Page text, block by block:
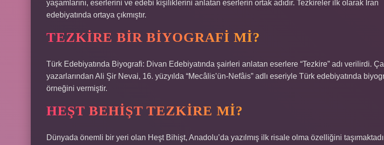
yaşamlarını, eserlerini ve edebi kişiliklerini anlatan eserlerin ortak adıdır. Tezkireler ilk olarak İran
edebiyatında ortaya çıkmıştır.
TEZKIRE BIR BIYOGRAFI MI?
Türk Edebiyatında Biyografi: Divan Edebiyatında şairleri anlatan eserlere “Tezkire” adı verilirdi.
yazarlarından Ali Şir Nevai, 16. yüzyılda “Mecâlis’ün-Nefâis” adlı eseriyle Türk edebiyatında
örneğini vermiştir.
HEŞT BEHIŞT TEZKIRE MI?
Dünyada önemli bir yeri olan Heşt Bihişt, Anadolu’da yazılmış ilk risale olma özelliğini